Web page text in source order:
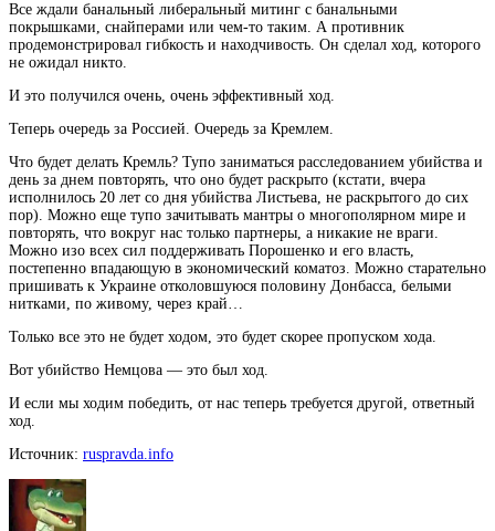
Все ждали банальный либеральный митинг с банальными
покрышками, снайперами или чем-то таким. А противник
продемонстрировал гибкость и находчивость. Он сделал ход, которого
не ожидал никто.
И это получился очень, очень эффективный ход.
Теперь очередь за Россией. Очередь за Кремлем.
Что будет делать Кремль? Тупо заниматься расследованием убийства и
день за днем повторять, что оно будет раскрыто (кстати, вчера
исполнилось 20 лет со дня убийства Листьева, не раскрытого до сих
пор). Можно еще тупо зачитывать мантры о многополярном мире и
повторять, что вокруг нас только партнеры, а никакие не враги.
Можно изо всех сил поддерживать Порошенко и его власть,
постепенно впадающую в экономический коматоз. Можно старательно
пришивать к Украине отколовшуюся половину Донбасса, белыми
нитками, по живому, через край…
Только все это не будет ходом, это будет скорее пропуском хода.
Вот убийство Немцова — это был ход.
И если мы ходим победить, от нас теперь требуется другой, ответный
ход.
Источник: ruspravda.info